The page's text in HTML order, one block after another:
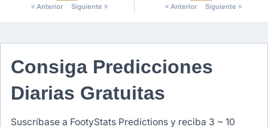
Anterior
Siguiente
Anterior
Siguiente
Consiga Predicciones
Diarias Gratuitas
Suscríbase a FootyStats Predictions y reciba 3 ~ 10